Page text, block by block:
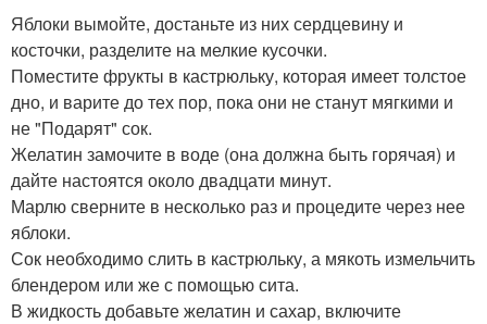
Яблоки вымойте, достаньте из них сердцевину и
косточки, разделите на мелкие кусочки.
Поместите фрукты в кастрюльку, которая имеет толстое
дно, и варите до тех пор, пока они не станут мягкими и
не "Подарят" сок.
Желатин замочите в воде (она должна быть горячая) и
дайте настоятся около двадцати минут.
Марлю сверните в несколько раз и процедите через нее
яблоки.
Сок необходимо слить в кастрюльку, а мякоть измельчить
блендером или же с помощью сита.
В жидкость добавьте желатин и сахар, включите